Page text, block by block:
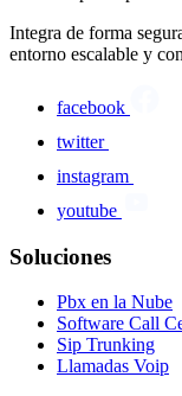
Integra de forma
entorno escalable y
facebook
twitter
instagram
youtube
Soluciones
Pbx en la Nube
Software Call
Sip Trunking
Llamadas Voip